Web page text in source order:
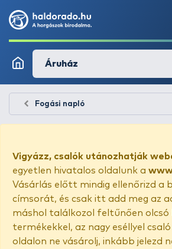
Áruház
Fogási napló
Vigyázz, csalók utánozhatják
egyetlen hivatalos oldalunk a
Vásárlás előtt mindig ellenőrizd a
címsorát, és csak itt add meg az
máshol találkozol feltűnően olcsó
termékekkel, az nagy eséllyel
oldalon ne vásárolj, inkább jelezd